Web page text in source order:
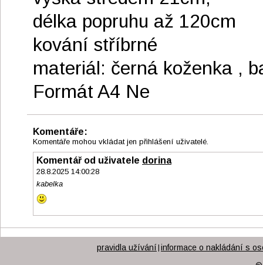
délka popruhu až 120cm
kování stříbrné
materiál: černá koženka ,
Formát A4 Ne
Komentáře:
Komentáře mohou vkládat jen přihlášení uživatelé.
Komentář od uživatele dorina
28.8.2025 14:00:28
kabelka
pravidla užívání informace o nakládání s